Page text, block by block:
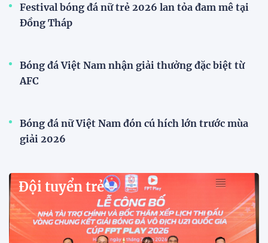
Festival bóng đá nữ trẻ 2026 lan tỏa đam mê tại
Đồng Tháp
Bóng đá Việt Nam nhận giải thưởng đặc biệt từ
AFC
Bóng đá nữ Việt Nam đón cú hích lớn trước mùa
giải 2026
Đội tuyển trẻ